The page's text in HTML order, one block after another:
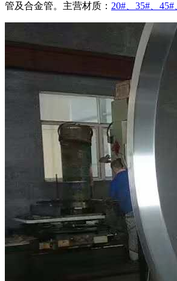
管及合金管。主营材质： 20#、35#、45#